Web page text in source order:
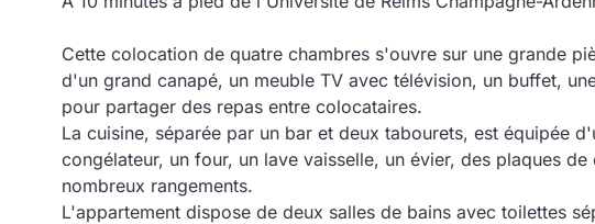
Cette colocation de quatre chambres s'ouvre sur une grande
d'un grand canapé, un meuble TV avec télévision, un buffet,
pour partager des repas entre colocataires.
La cuisine, séparée par un bar et deux tabourets, est équipée
congélateur, un four, un lave vaisselle, un évier, des plaques
nombreux rangements.
L'appartement dispose de deux salles de bains avec toilettes